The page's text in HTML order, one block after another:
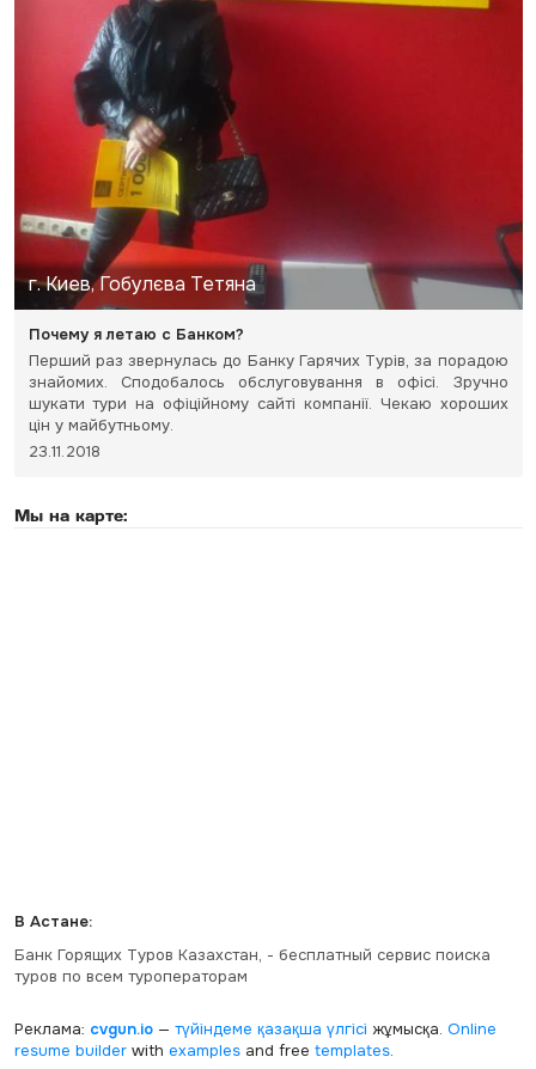
г. Киев, Гобулєва Тетяна
Почему я летаю с Банком?
Перший раз звернулась до Банку Гарячих Турів, за порадою
знайомих. Сподобалось обслуговування в офісі. Зручно
шукати тури на офіційному сайті компанії. Чекаю хороших
цін у майбутньому.
23.11.2018
Мы на карте:
В Астане:
Банк Горящих Туров Казахстан, - бесплатный сервис поиска
туров по всем туроператорам
Реклама: cvgun.io— түйіндеме қазақша үлгісі жұмысқа. Online
resume builderwith examplesand free templates.